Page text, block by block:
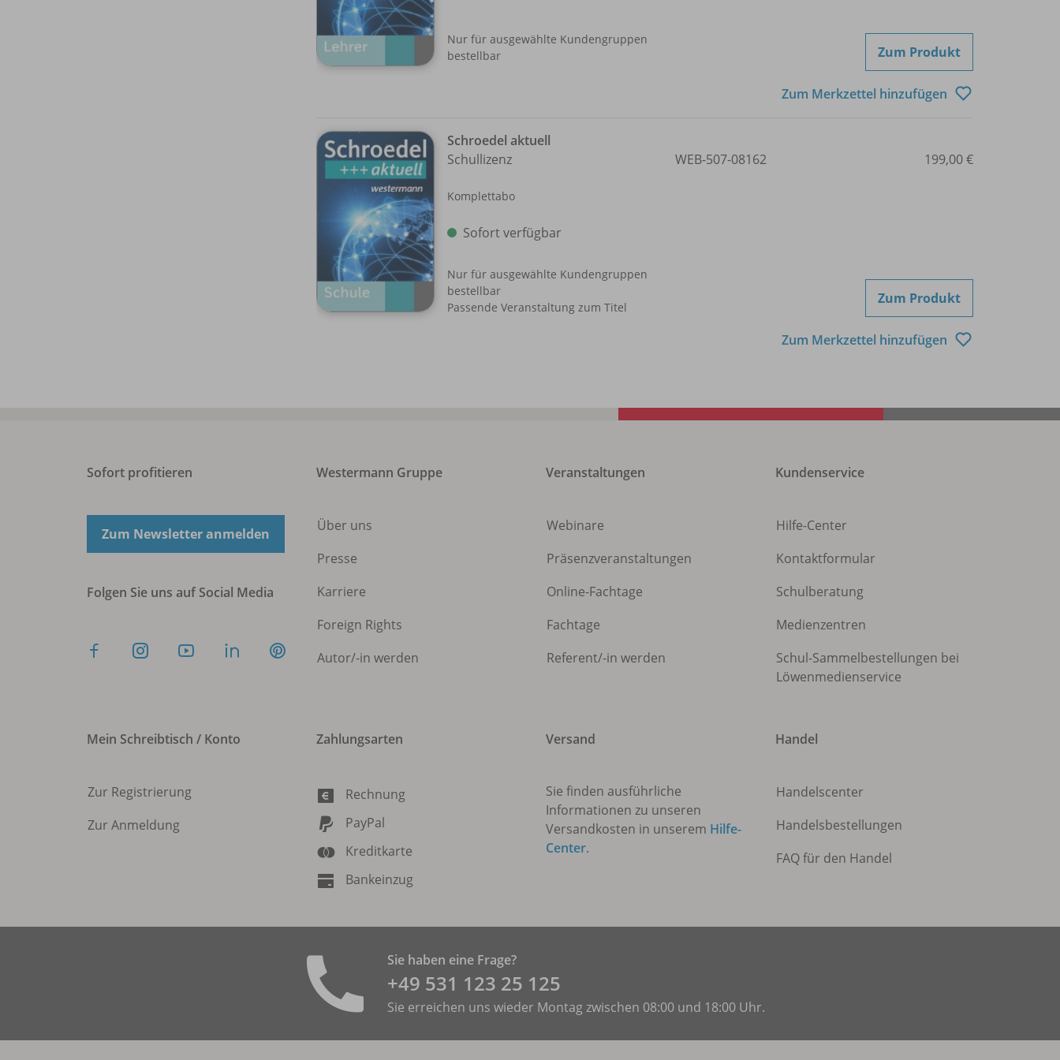
Nur für ausgewählte Kundengruppen
bestellbar
Zum Produkt
Zum Merkzettel hinzufügen
Schroedel aktuell
Schullizenz
Komplettabo
Sofort verfügbar
Nur für ausgewählte Kundengruppen
bestellbar
Passende Veranstaltung zum Titel
WEB-507-08162 199,00 €
Zum Produkt
Zum Merkzettel hinzufügen
Sofort profitieren
Zum Newsletter anmelden
Folgen Sie uns auf Social Media
Westermann Gruppe
Über uns
Presse
Karriere
Foreign Rights
Autor/-in werden
Veranstaltungen
Webinare
Präsenzveranstaltungen
Online-Fachtage
Fachtage
Referent/-in werden
Kundenservice
Hilfe-Center
Kontaktformular
Schulberatung
Medienzentren
Schul-Sammelbestellungen bei
Löwenmedienservice
Mein Schreibtisch / Konto
Zur Registrierung
Zur Anmeldung
Zahlungsarten
Rechnung
PayPal
Kreditkarte
Bankeinzug
Versand
Sie finden ausführliche
Informationen zu unseren
Versandkosten in unserem Hilfe-
Center.
Handel
Handelscenter
Handelsbestellungen
FAQ für den Handel
Sie haben eine Frage?
+49 531 ­123 25 125
Sie erreichen uns wieder Montag zwischen 08:00 und 18:00 Uhr.